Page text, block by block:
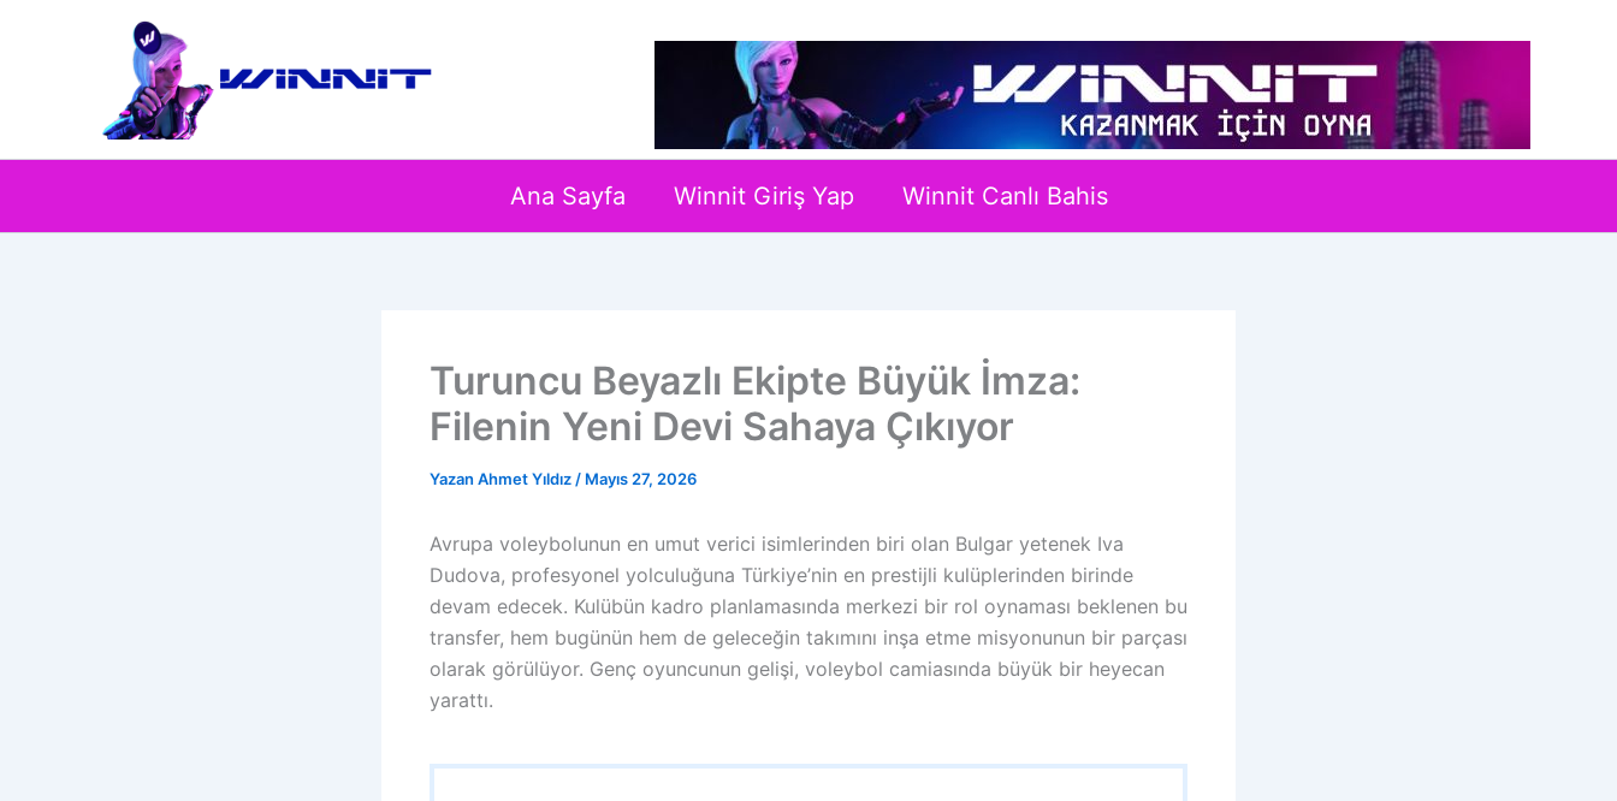
Ana Sayfa Winnit Giriş Yap Winnit Canlı Bahis
Turuncu Beyazlı Ekipte Büyük İmza:
Filenin Yeni Devi Sahaya Çıkıyor
Yazan Ahmet Yıldız / Mayıs 27, 2026
Avrupa voleybolunun en umut verici isimlerinden biri olan Bulgar yetenek Iva
Dudova, profesyonel yolculuğuna Türkiye’nin en prestijli kulüplerinden birinde
devam edecek. Kulübün kadro planlamasında merkezi bir rol oynaması beklenen bu
transfer, hem bugünün hem de geleceğin takımını inşa etme misyonunun bir parçası
olarak görülüyor. Genç oyuncunun gelişi, voleybol camiasında büyük bir heyecan
yarattı.